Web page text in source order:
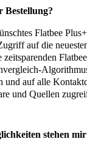
Bestellung?
Flatbee
auf die
und auf alle
und Quellen
stehen